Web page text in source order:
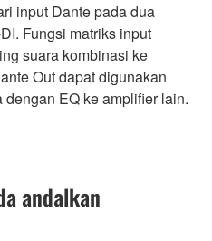
input Dante pada dua
Fungsi matriks input
suara kombinasi ke
Out dapat digunakan
dengan EQ ke amplifier lain.
andalkan